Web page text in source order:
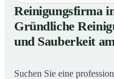
01Reinigungsfirma in
Reinigung im
Arbeitsplatz
02So arbeitet eine
Reinigungsfirma
Gründliche
und Sauberkeit
Suchen Sie eine